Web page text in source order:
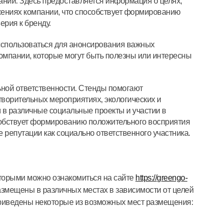
компании, что способствует формированию
к бренду.
для анонсирования важных
которые могут быть полезны или интересны
ответственности. Стенды помогают
мероприятиях, экологических и
различные социальные проекты и участии в
формированию положительного восприятия
как социально ответственного участника.
можно ознакомиться на сайте https://greengo-
в различных местах в зависимости от целей
некоторые из возможных мест размещения: